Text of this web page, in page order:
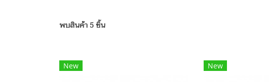
พบสินค้า 5 ชิ้น
New New